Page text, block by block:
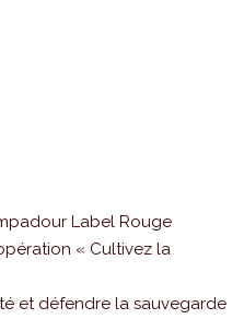
Label Rouge
« Cultivez la
et défendre la sauvegarde